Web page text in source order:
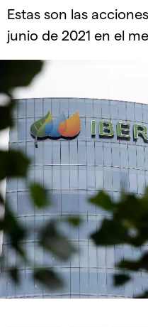
Estas son las
junio de 2021 en el